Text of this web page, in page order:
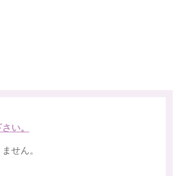
い。
せん。